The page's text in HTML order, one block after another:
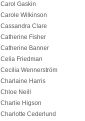
Carol Gaskin
Carole Wilkinson
Cassandra Clare
Catherine Fisher
Catherine Banner
Celia Friedman
Cecilia Wennerström
Charlaine Harris
Chloe Neill
Charlie Higson
Charlotte Cederlund